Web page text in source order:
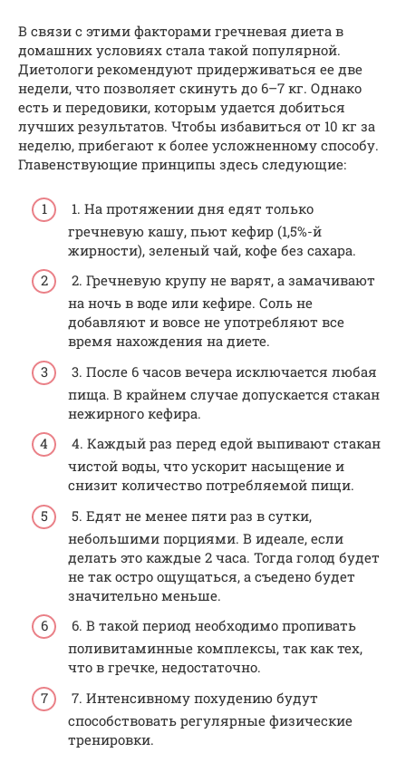
В связи с этими факторами гречневая диета в
домашних условиях стала такой популярной.
Диетологи рекомендуют придерживаться ее две
недели, что позволяет скинуть до 6–7 кг. Однако
есть и передовики, которым удается добиться
лучших результатов. Чтобы избавиться от 10 кг за
неделю, прибегают к более усложненному способу.
Главенствующие принципы здесь следующие:
1. На протяжении дня едят только
гречневую кашу, пьют кефир (1,5%-й
жирности), зеленый чай, кофе без сахара.
2. Гречневую крупу не варят, а замачивают
на ночь в воде или кефире. Соль не
добавляют и вовсе не употребляют все
время нахождения на диете.
3. После 6 часов вечера исключается любая
пища. В крайнем случае допускается стакан
нежирного кефира.
4. Каждый раз перед едой выпивают стакан
чистой воды, что ускорит насыщение и
снизит количество потребляемой пищи.
5. Едят не менее пяти раз в сутки,
небольшими порциями. В идеале, если
делать это каждые 2 часа. Тогда голод будет
не так остро ощущаться, а съедено будет
значительно меньше.
6. В такой период необходимо пропивать
поливитаминные комплексы, так как тех,
что в гречке, недостаточно.
7. Интенсивному похудению будут
способствовать регулярные физические
тренировки.